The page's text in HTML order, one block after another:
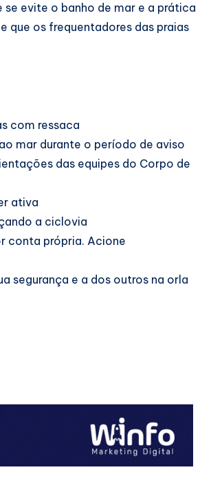
se evite o banho de mar e a prática
que os frequentadores das praias
com ressaca
mar durante o período de aviso
das equipes do Corpo de
ativa
a ciclovia
conta própria. Acione
segurança e a dos outros na orla